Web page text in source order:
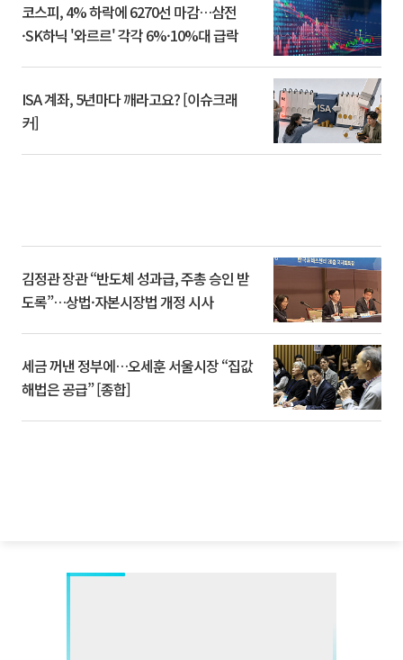
코스피, 4% 하락에 6270선 마감…삼전
·SK하닉 '와르르' 각각 6%·10%대 급락
ISA 계좌, 5년마다 깨라고요? [이슈크래
커]
김정관 장관 “반도체 성과급, 주총 승인 받
도록”…상법·자본시장법 개정 시사
세금 꺼낸 정부에…오세훈 서울시장 “집값
해법은 공급” [종합]